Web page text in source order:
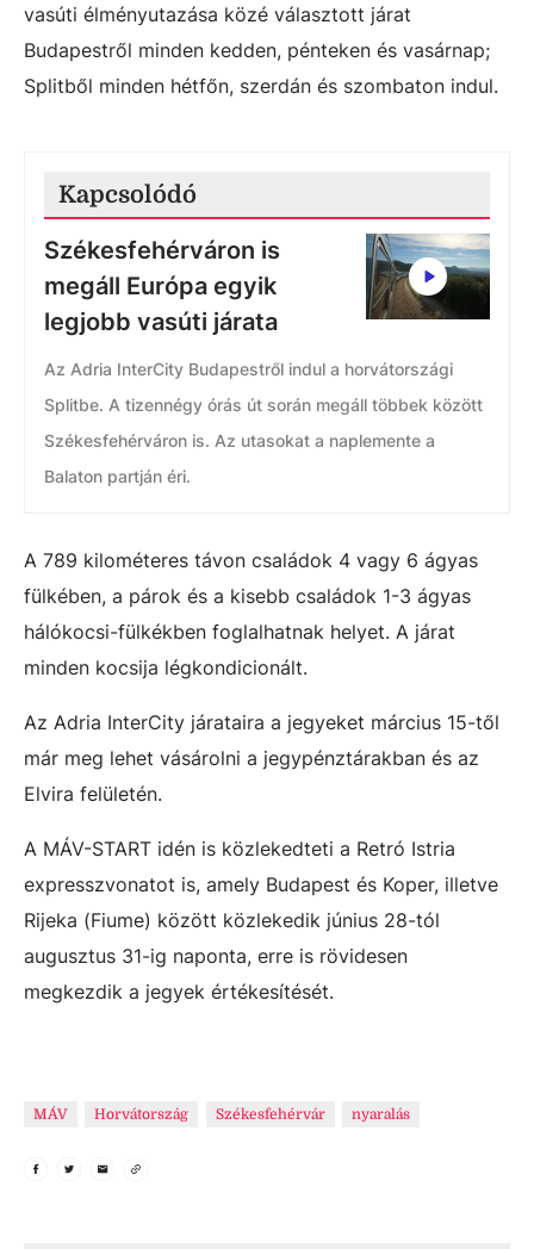
vasúti élményutazása közé választott járat
Budapestről minden kedden, pénteken és vasárnap;
Splitből minden hétfőn, szerdán és szombaton indul.
Kapcsolódó
Székesfehérváron is
megáll Európa egyik
legjobb vasúti járata
Az Adria InterCity Budapestről indul a horvátországi
Splitbe. A tizennégy órás út során megáll többek között
Székesfehérváron is. Az utasokat a naplemente a
Balaton partján éri.
A 789 kilométeres távon családok 4 vagy 6 ágyas
fülkében, a párok és a kisebb családok 1-3 ágyas
hálókocsi-fülkékben foglalhatnak helyet. A járat
minden kocsija légkondicionált.
Az Adria InterCity járataira a jegyeket március 15-től
már meg lehet vásárolni a jegypénztárakban és az
Elvira felületén.
A MÁV-START idén is közlekedteti a Retró Istria
expresszvonatot is, amely Budapest és Koper, illetve
Rijeka (Fiume) között közlekedik június 28-tól
augusztus 31-ig naponta, erre is rövidesen
megkezdik a jegyek értékesítését.
MÁV Horvátország Székesfehérvár nyaralás